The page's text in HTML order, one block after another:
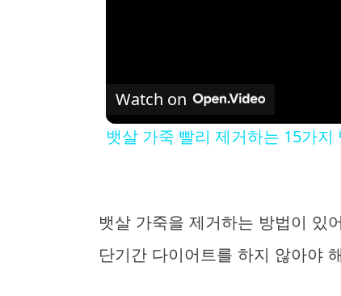
Watch on
뱃살 가죽 빨리 제거하는 15가지
뱃살 가죽을 제거하는 방법이 있
단기간 다이어트를 하지 않아야